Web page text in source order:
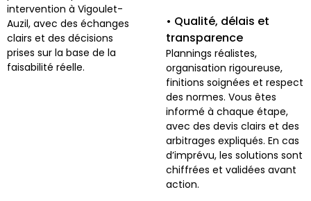
intervention à Vigoulet-
Auzil, avec des échanges
clairs et des décisions
prises sur la base de la
faisabilité réelle.
• Qualité, délais et
transparence
Plannings réalistes,
organisation rigoureuse,
finitions soignées et respect
des normes. Vous êtes
informé à chaque étape,
avec des devis clairs et des
arbitrages expliqués. En cas
d’imprévu, les solutions sont
chiffrées et validées avant
action.